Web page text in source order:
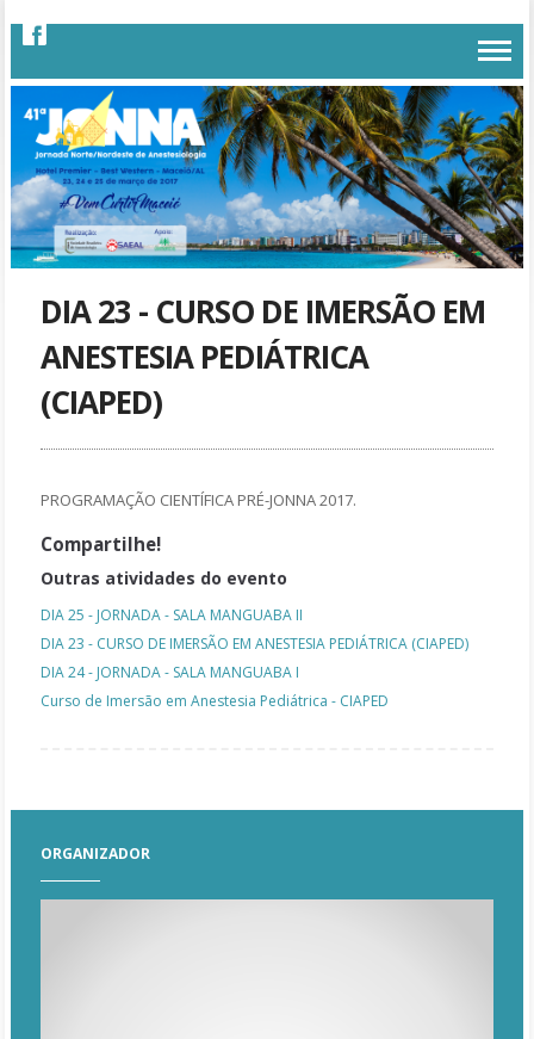
DIA 23 - CURSO DE IMERSÃO EM
ANESTESIA PEDIÁTRICA
(CIAPED)
PROGRAMAÇÃO CIENTÍFICA PRÉ-JONNA 2017.
Compartilhe!
Outras atividades do evento
DIA 25 - JORNADA - SALA MANGUABA II
DIA 23 - CURSO DE IMERSÃO EM ANESTESIA PEDIÁTRICA (CIAPED)
DIA 24 - JORNADA - SALA MANGUABA I
Curso de Imersão em Anestesia Pediátrica - CIAPED
ORGANIZADOR